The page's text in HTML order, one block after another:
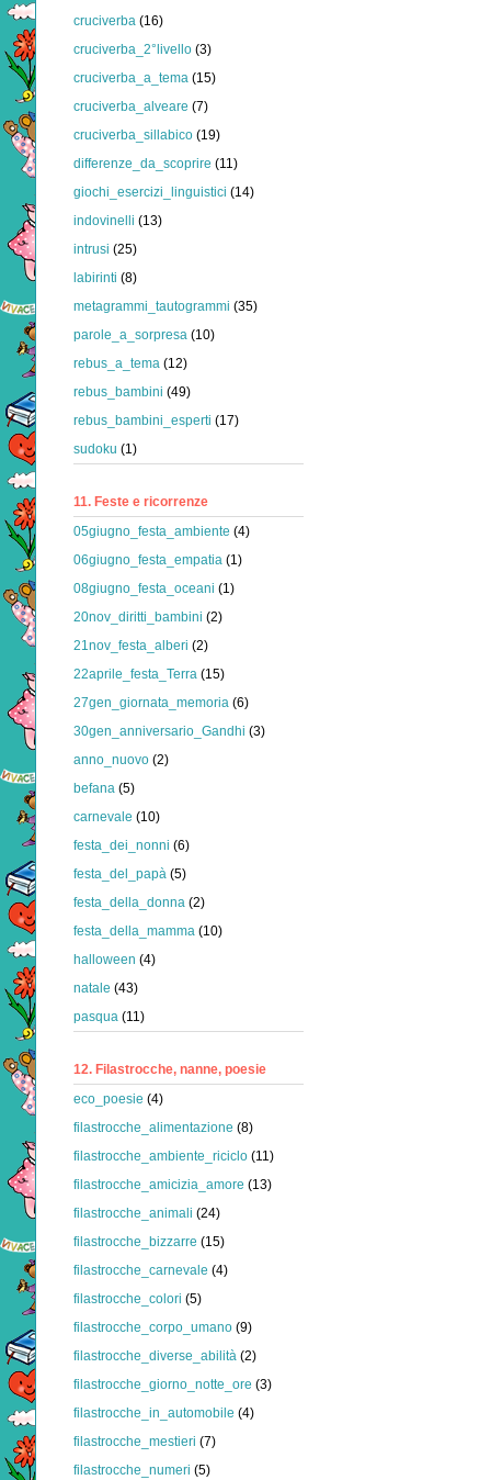
cruciverba (16)
cruciverba_2°livello (3)
cruciverba_a_tema (15)
cruciverba_alveare (7)
cruciverba_sillabico (19)
differenze_da_scoprire (11)
giochi_esercizi_linguistici (14)
indovinelli (13)
intrusi (25)
labirinti (8)
metagrammi_tautogrammi (35)
parole_a_sorpresa (10)
rebus_a_tema (12)
rebus_bambini (49)
rebus_bambini_esperti (17)
sudoku (1)
11. Feste e ricorrenze
05giugno_festa_ambiente (4)
06giugno_festa_empatia (1)
08giugno_festa_oceani (1)
20nov_diritti_bambini (2)
21nov_festa_alberi (2)
22aprile_festa_Terra (15)
27gen_giornata_memoria (6)
30gen_anniversario_Gandhi (3)
anno_nuovo (2)
befana (5)
carnevale (10)
festa_dei_nonni (6)
festa_del_papà (5)
festa_della_donna (2)
festa_della_mamma (10)
halloween (4)
natale (43)
pasqua (11)
12. Filastrocche, nanne, poesie
eco_poesie (4)
filastrocche_alimentazione (8)
filastrocche_ambiente_riciclo (11)
filastrocche_amicizia_amore (13)
filastrocche_animali (24)
filastrocche_bizzarre (15)
filastrocche_carnevale (4)
filastrocche_colori (5)
filastrocche_corpo_umano (9)
filastrocche_diverse_abilità (2)
filastrocche_giorno_notte_ore (3)
filastrocche_in_automobile (4)
filastrocche_mestieri (7)
filastrocche_numeri (5)